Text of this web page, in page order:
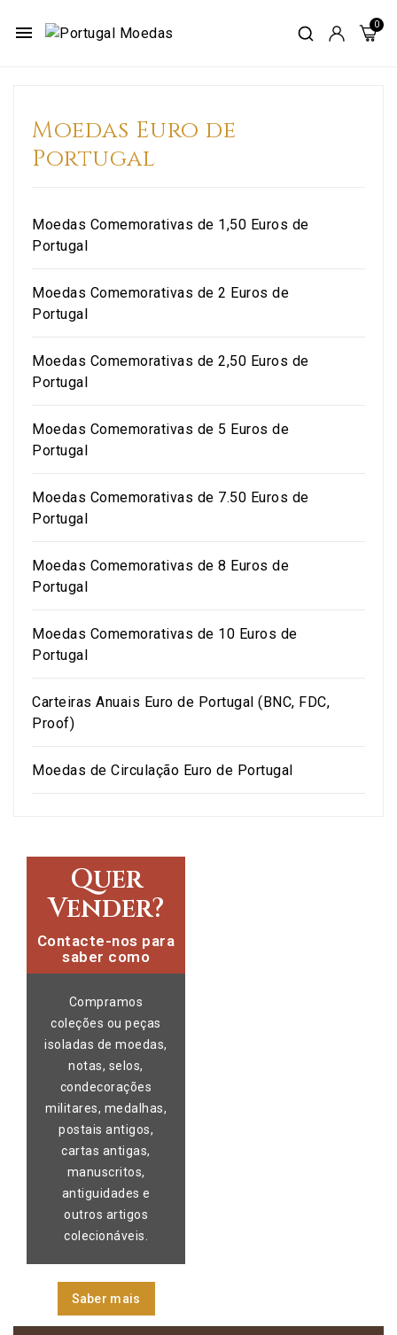
menu
Moedas Euro de
Portugal
Moedas Comemorativas de 1,50 Euros de
Portugal
Moedas Comemorativas de 2 Euros de
Portugal
Moedas Comemorativas de 2,50 Euros de
Portugal
Moedas Comemorativas de 5 Euros de
Portugal
Moedas Comemorativas de 7.50 Euros de
Portugal
Moedas Comemorativas de 8 Euros de
Portugal
Moedas Comemorativas de 10 Euros de
Portugal
Carteiras Anuais Euro de Portugal (BNC, FDC,
Proof)
Moedas de Circulação Euro de Portugal
Quer
Vender?
Contacte-nos para
saber como
Compramos
coleções ou peças
isoladas de moedas,
notas, selos,
condecorações
militares, medalhas,
postais antigos,
cartas antigas,
manuscritos,
antiguidades e
outros artigos
colecionáveis.
Saber mais